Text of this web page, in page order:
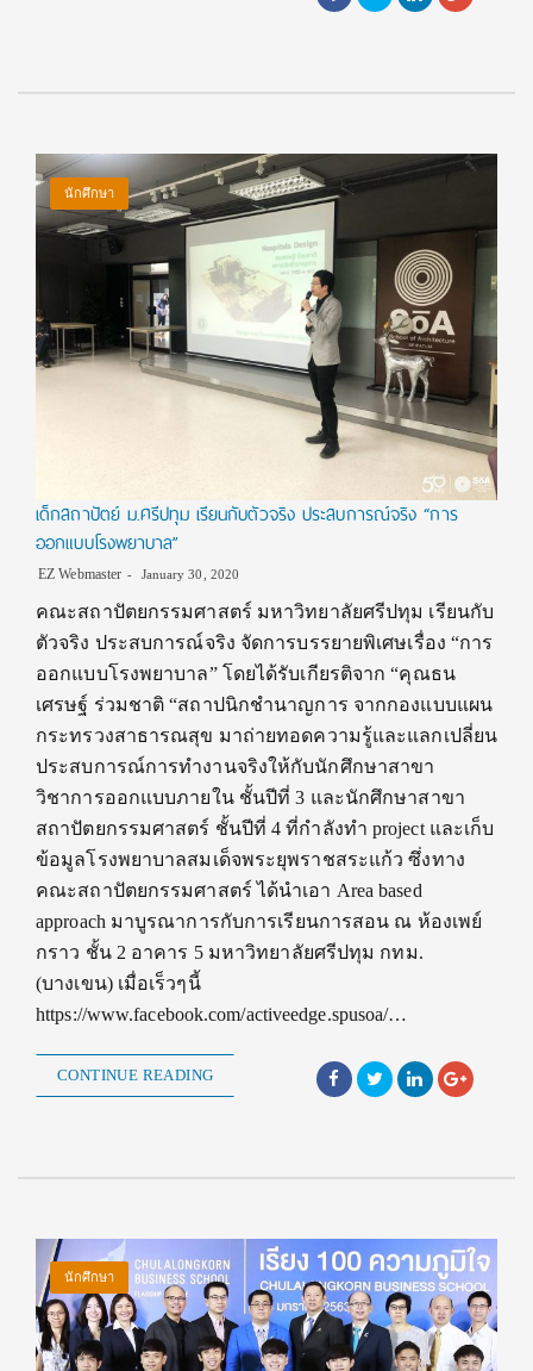
ดีไซน์
Open
House
คณะ
สถาปัตยกรรม
และ
การ
ออกแบบ
นักศึกษา
เด็กสถาปัตย์ ม.ศรีปทุม เรียนกับตัวจริง ประสบการณ์จริง “การ
ออกแบบโรงพยาบาล”
EZ Webmaster January 30, 2020
คณะสถาปัตยกรรมศาสตร์ มหาวิทยาลัยศรีปทุม เรียนกับ
ตัวจริง ประสบการณ์จริง จัดการบรรยายพิเศษเรื่อง “การ
ออกแบบโรงพยาบาล” โดยได้รับเกียรติจาก “คุณธน
เศรษฐ์ ร่วมชาติ “สถาปนิกชำนาญการ จากกองแบบแผน
กระทรวงสาธารณสุข มาถ่ายทอดความรู้และแลกเปลี่ยน
ประสบการณ์การทำงานจริงให้กับนักศึกษาสาขา
วิชาการออกแบบภายใน ชั้นปีที่ 3 และนักศึกษาสาขา
สถาปัตยกรรมศาสตร์ ชั้นปีที่ 4 ที่กำลังทำ project และเก็บ
ข้อมูลโรงพยาบาลสมเด็จพระยุพราชสระแก้ว ซึ่งทาง
คณะสถาปัตยกรรมศาสตร์ ได้นำเอา Area based
approach มาบูรณาการกับการเรียนการสอน ณ ห้องเพย์
กราว ชั้น 2 อาคาร 5 มหาวิทยาลัยศรีปทุม กทม.
(บางเขน) เมื่อเร็วๆนี้
https://www.facebook.com/activeedge.spusoa/…
CONTINUE READING
นักศึกษา